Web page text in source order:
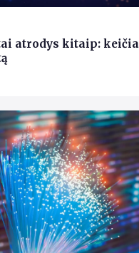
atrodys kitaip: keičia